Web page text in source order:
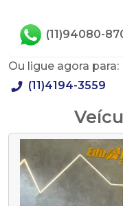
(11)94080-
Ou ligue agora para:
(11)4194-3559